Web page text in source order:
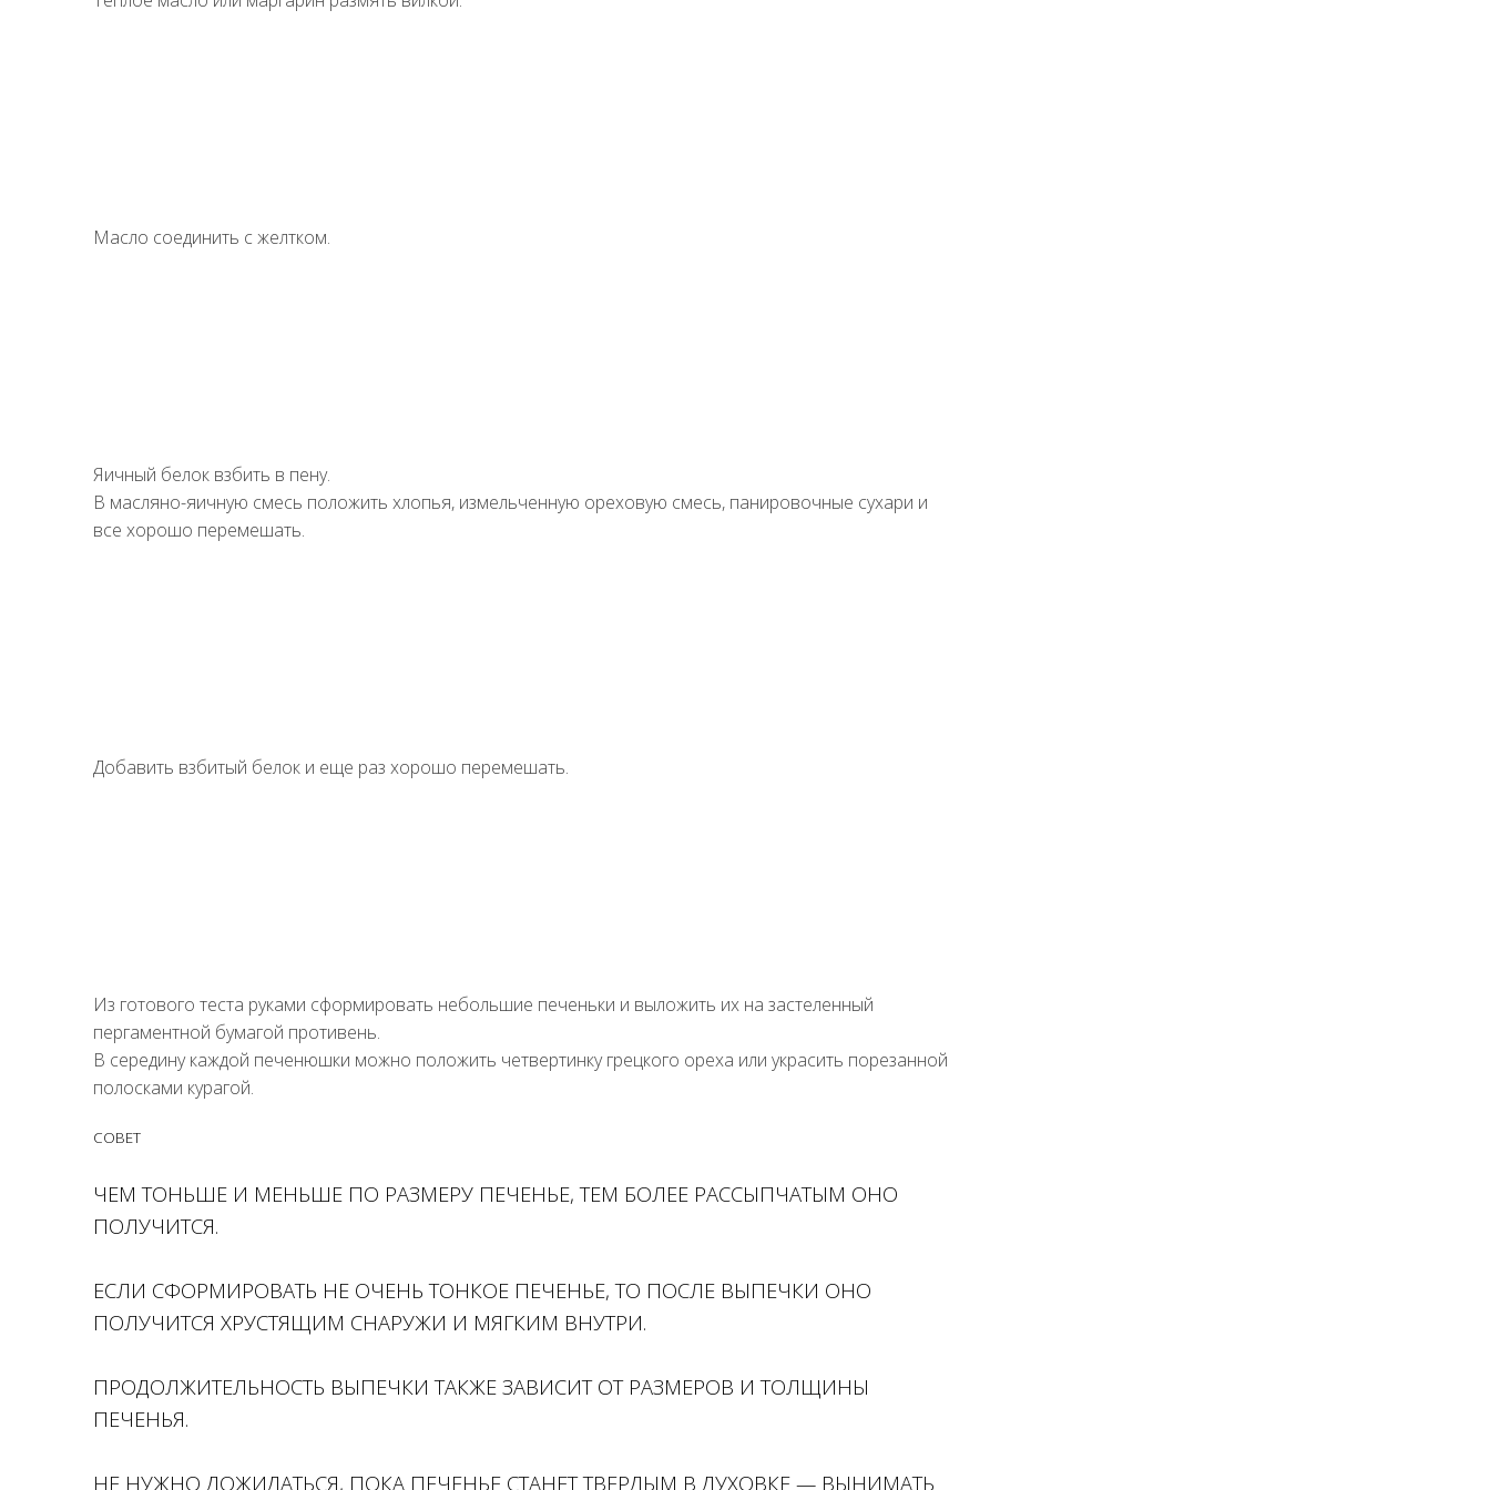
Масло соединить с желтком.
Яичный белок взбить в пену.
В масляно-яичную смесь положить хлопья, измельченную ореховую смесь, панировочные сухари и
все хорошо перемешать.
Добавить взбитый белок и еще раз хорошо перемешать.
Из готового теста руками сформировать небольшие печеньки и выложить их на застеленный
пергаментной бумагой противень.
В середину каждой печенюшки можно положить четвертинку грецкого ореха или украсить порезанной
полосками курагой.
СОВЕТ
ЧЕМ ТОНЬШЕ И МЕНЬШЕ ПО РАЗМЕРУ ПЕЧЕНЬЕ, ТЕМ БОЛЕЕ РАССЫПЧАТЫМ ОНО
ПОЛУЧИТСЯ.
ЕСЛИ СФОРМИРОВАТЬ НЕ ОЧЕНЬ ТОНКОЕ ПЕЧЕНЬЕ, ТО ПОСЛЕ ВЫПЕЧКИ ОНО
ПОЛУЧИТСЯ ХРУСТЯЩИМ СНАРУЖИ И МЯГКИМ ВНУТРИ.
ПРОДОЛЖИТЕЛЬНОСТЬ ВЫПЕЧКИ ТАКЖЕ ЗАВИСИТ ОТ РАЗМЕРОВ И ТОЛЩИНЫ
ПЕЧЕНЬЯ.
НЕ НУЖНО ДОЖИДАТЬСЯ, ПОКА ПЕЧЕНЬЕ СТАНЕТ ТВЕРДЫМ В ДУХОВКЕ — ВЫНИМАТЬ